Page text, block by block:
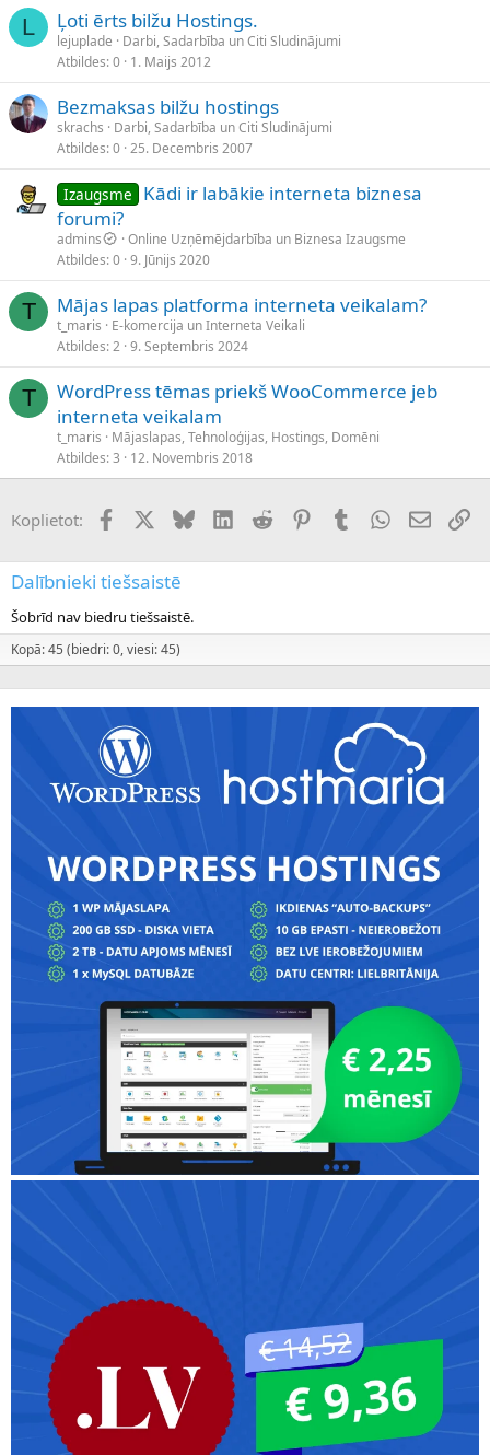
L Ļoti ērts bilžu Hostings.
lejuplade
Darbi, Sadarbība un Citi Sludinājumi
Atbildes 0 1. Maijs 2012
Bezmaksas bilžu hostings
skrachs
Darbi, Sadarbība un Citi Sludinājumi
Atbildes 0 25. Decembris 2007
Izaugsme
Kādi ir labākie interneta biznesa
forumi?
admins
Online Uzņēmējdarbība un Biznesa Izaugsme
Atbildes 0 9. Jūnijs 2020
T Mājas lapas platforma interneta veikalam?
t_maris
E-komercija un Interneta Veikali
Atbildes 2 9. Septembris 2024
T
WordPress tēmas priekš WooCommerce jeb
interneta veikalam
t_maris
Mājaslapas, Tehnoloģijas, Hostings, Domēni
Atbildes 3 12. Novembris 2018
Koplietot: FacebookX (Twitter)
BlueskyLinkedInReddit PinterestTumblrWhatsApp
E-pasts
Dalībnieki tiešsaistē
Šobrīd nav biedru tiešsaistē.
Kopā: 45 (biedri: 0, viesi: 45)